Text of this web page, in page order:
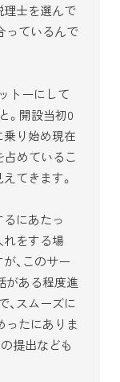
理士を選んで
っているんで
トーにして
。開設当初0
乗り始め現在
占めているこ
てきます。
にあたっ
れをする場
、このサー
がある程度進
、スムーズに
ったにありま
提出なども